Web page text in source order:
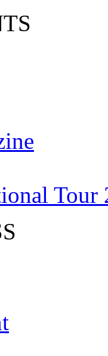
Tour